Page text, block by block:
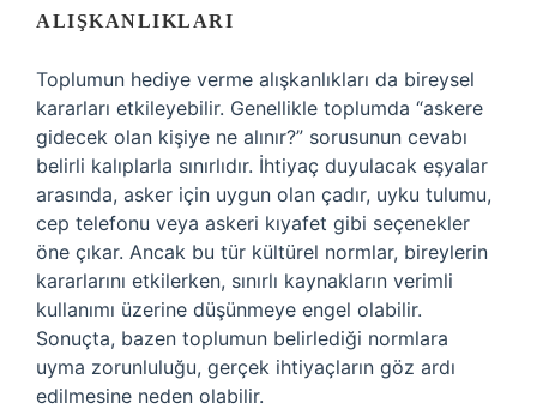
ALIŞKANLIKLARI
Toplumun hediye verme alışkanlıkları da bireysel
kararları etkileyebilir. Genellikle toplumda “askere
gidecek olan kişiye ne alınır?” sorusunun cevabı
belirli kalıplarla sınırlıdır. İhtiyaç duyulacak eşyalar
arasında, asker için uygun olan çadır, uyku tulumu,
cep telefonu veya askeri kıyafet gibi seçenekler
öne çıkar. Ancak bu tür kültürel normlar, bireylerin
kararlarını etkilerken, sınırlı kaynakların verimli
kullanımı üzerine düşünmeye engel olabilir.
Sonuçta, bazen toplumun belirlediği normlara
uyma zorunluluğu, gerçek ihtiyaçların göz ardı
edilmesine neden olabilir.